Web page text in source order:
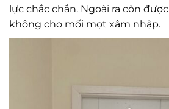
lực chắc chắn. Ngoài ra còn
không cho mối mọt xâm nhập.